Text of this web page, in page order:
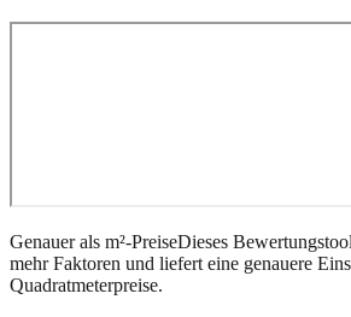
Genauer als m²-PreiseDieses
mehr Faktoren und liefert eine genauere
Quadratmeterpreise.